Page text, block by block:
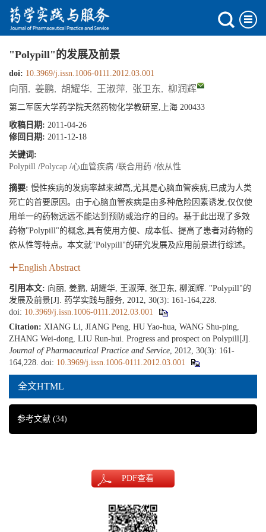
"Polypill"的发展及前景
doi: 10.3969/j.issn.1006-0111.2012.03.001
向丽, 姜鹏, 胡耀华, 王淑萍, 张卫东, 柳润辉
第二军医大学药学院天然药物化学教研室,上海 200433
收稿日期: 2011-04-26
修回日期: 2011-12-18
关键词:
Polypill /Polycap /心血管疾病 /联合用药 /依从性
摘要: 慢性疾病的发病率越来越高,尤其是心脑血管疾病,已成为人类
死亡的首要原因。由于心脑血管疾病是由多种危险因素诱发,仅仅使
用单一的药物远远不能达到预防或治疗的目的。基于此出现了多效
药物"Polypill"的概念,具有使用方便、成本低、提高了患者对药物的
依从性等特点。本文就"Polypill"的研究发展及应用前景进行综述。
English Abstract
引用本文: 向丽, 姜鹏, 胡耀华, 王淑萍, 张卫东, 柳润辉. "Polypill"的
发展及前景[J]. 药学实践与服务, 2012, 30(3): 161-164,228.
doi: 10.3969/j.issn.1006-0111.2012.03.001
Citation: XIANG Li, JIANG Peng, HU Yao-hua, WANG Shu-ping,
ZHANG Wei-dong, LIU Run-hui. Progress and prospect on Polypill[J].
Journal of Pharmaceutical Practice and Service , 2012, 30(3): 161-
164,228. doi: 10.3969/j.issn.1006-0111.2012.03.001
全文HTML
参考文献 (34)
PDF查看